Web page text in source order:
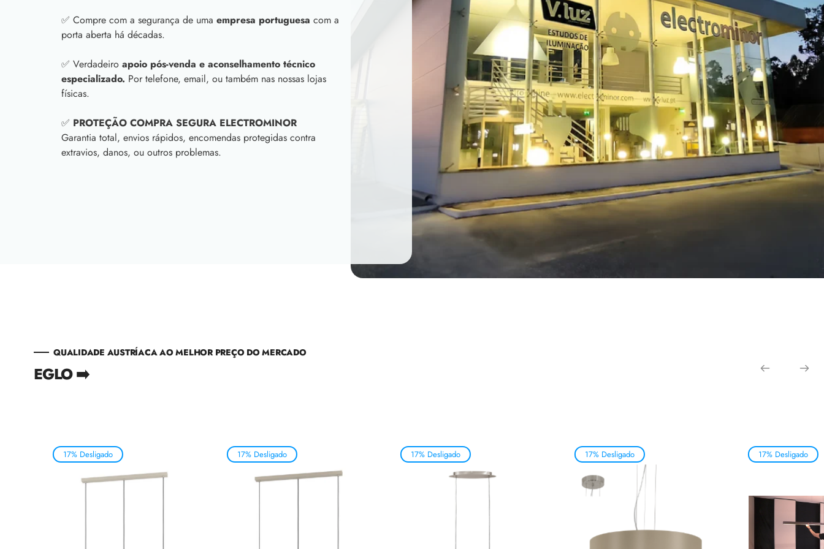
✅ Compre com a segurança de uma empresa portuguesa com a
porta aberta há décadas.
✅ Verdadeiro apoio pós-venda e aconselhamento técnico
especializado. Por telefone, email, ou também nas nossas lojas
físicas.
✅ PROTEÇÃO COMPRA SEGURA ELECTROMINOR
Garantia total, envios rápidos, encomendas protegidas contra
extravios, danos, ou outros problemas.
QUALIDADE AUSTRÍACA AO MELHOR PREÇO DO MERCADO
EGLO ➡️
17% Desligado 17% Desligado 17% Desligado 17% Desligado 17% Desligado